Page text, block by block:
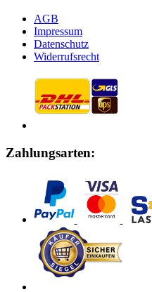
AGB
Impressum
Datenschutz
Widerrufsrecht
Zahlungsarten: